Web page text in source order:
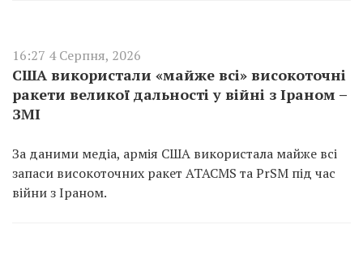
16:27 4 Серпня, 2026
США використали «майже всі» високоточні
ракети великої дальності у війні з Іраном –
ЗМІ
За даними медіа, армія США використала майже всі
запаси високоточних ракет ATACMS та PrSM під час
війни з Іраном.